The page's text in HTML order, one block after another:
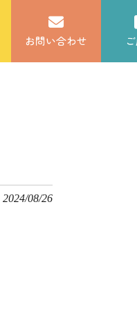
お問い合わせ
2024/08/26